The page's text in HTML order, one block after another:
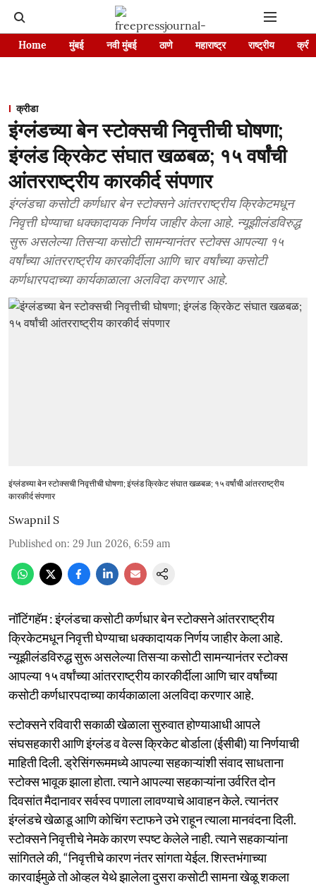
Home मुंबई नवी मुंबई ठाणे महाराष्ट्र राष्ट्रीय
क्रीडा
इंग्लंडच्या बेन स्टोक्सची निवृत्तीची घोषणा;
इंग्लंड क्रिकेट संघात खळबळ; १५ वर्षांची
आंतरराष्ट्रीय कारकीर्द संपणार
इंग्लंडचा कसोटी कर्णधार बेन स्टोक्सने आंतरराष्ट्रीय क्रिकेटमधून
निवृत्ती घेण्याचा धक्कादायक निर्णय जाहीर केला आहे. न्यूझीलंडविरुद्ध
सुरू असलेल्या तिसऱ्या कसोटी सामन्यानंतर स्टोक्स आपल्या १५
वर्षांच्या आंतरराष्ट्रीय कारकीर्दीला आणि चार वर्षांच्या कसोटी
कर्णधारपदाच्या कार्यकाळाला अलविदा करणार आहे.
इंग्लंडच्या बेन स्टोक्सची निवृत्तीची घोषणा; इंग्लंड क्रिकेट संघात खळबळ; १५ वर्षांची आंतरराष्ट्रीय
कारकीर्द संपणार
Swapnil S
Published on: 29 Jun 2026, 6:59 am
नॉटिंगहॅम : इंग्लंडचा कसोटी कर्णधार बेन स्टोक्सने आंतरराष्ट्रीय
क्रिकेटमधून निवृत्ती घेण्याचा धक्कादायक निर्णय जाहीर केला आहे.
न्यूझीलंडविरुद्ध सुरू असलेल्या तिसऱ्या कसोटी सामन्यानंतर स्टोक्स
आपल्या १५ वर्षांच्या आंतरराष्ट्रीय कारकीर्दीला आणि चार वर्षांच्या
कसोटी कर्णधारपदाच्या कार्यकाळाला अलविदा करणार आहे.
स्टोक्सने रविवारी सकाळी खेळाला सुरुवात होण्याआधी आपले
संघसहकारी आणि इंग्लंड व वेल्स क्रिकेट बोर्डाला (ईसीबी) या निर्णयाची
माहिती दिली. ड्रेसिंगरूममध्ये आपल्या सहकाऱ्यांशी संवाद साधताना
स्टोक्स भावूक झाला होता. त्याने आपल्या सहकाऱ्यांना उर्वरित दोन
दिवसांत मैदानावर सर्वस्व पणाला लावण्याचे आवाहन केले. त्यानंतर
इंग्लंडचे खेळाडू आणि कोचिंग स्टाफने उभे राहून त्याला मानवंदना दिली.
स्टोक्सने निवृत्तीचे नेमके कारण स्पष्ट केलेले नाही. त्याने सहकाऱ्यांना
सांगितले की, “निवृत्तीचे कारण नंतर सांगता येईल. शिस्तभंगाच्या
कारवाईमुळे तो ओव्हल येथे झालेला दुसरा कसोटी सामना खेळू शकला